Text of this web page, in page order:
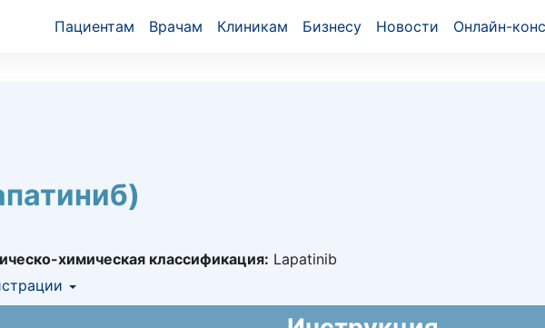
Пациентам Врачам Клиникам Бизнесу Новости Онлайн-
химическая классификация: Lapatinib